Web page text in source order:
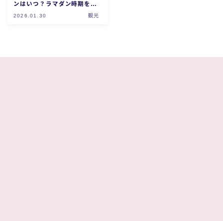
ンはいつ？ラマダン時期を徹
2026.01.30 観光